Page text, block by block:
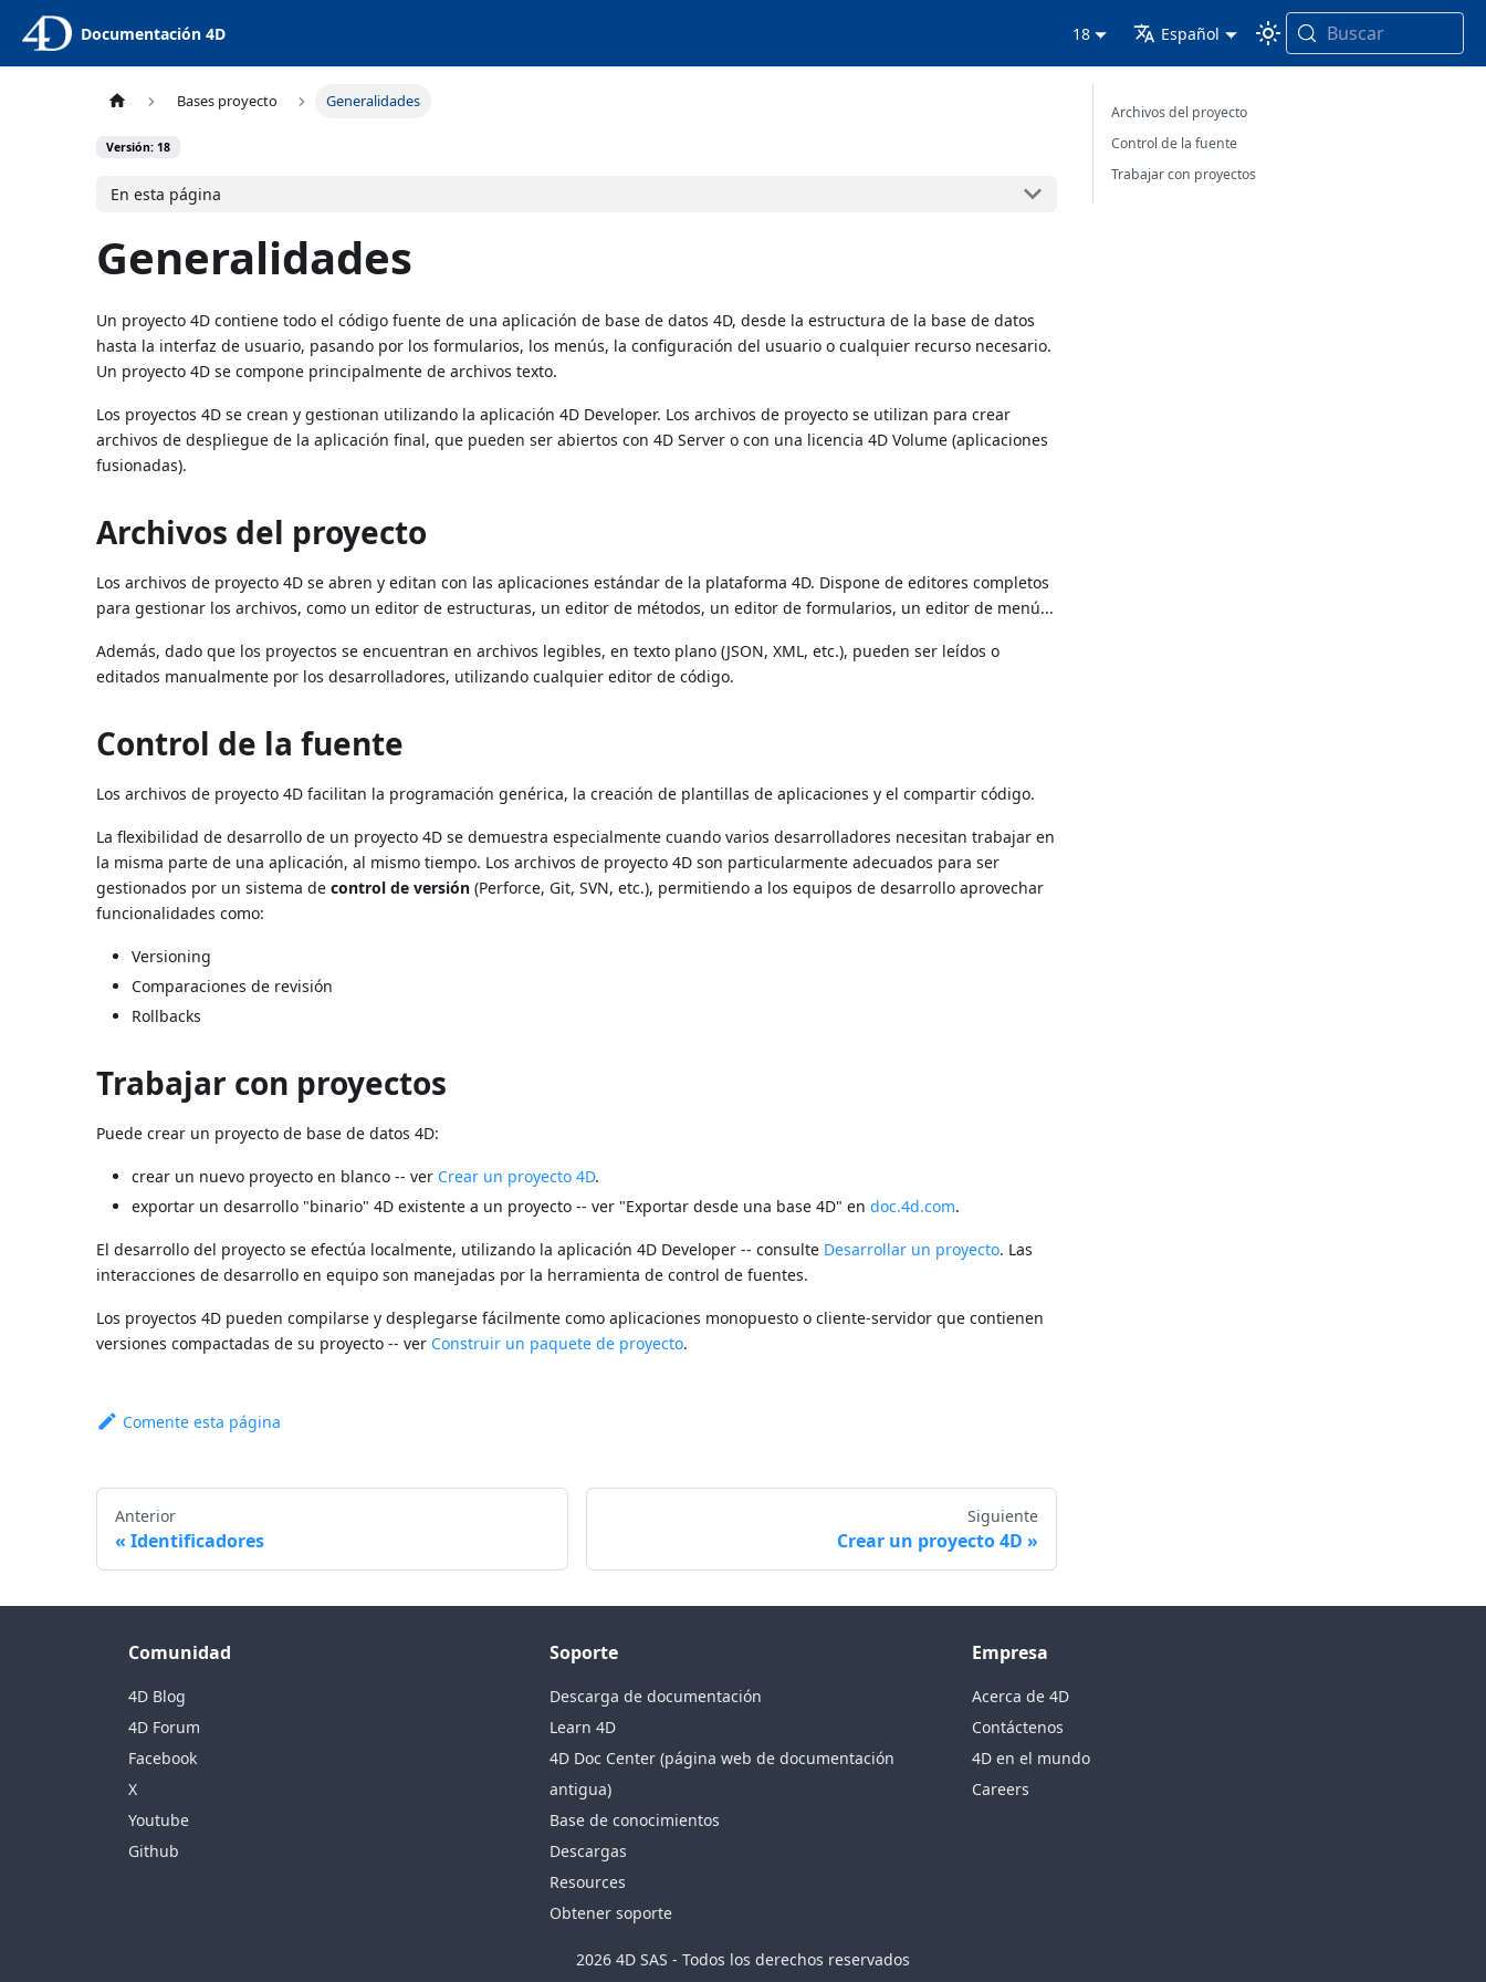
Documentación 4D 18 Español Buscar
Bases proyecto Generalidades
Versión: 18
En esta página
Generalidades
Un proyecto 4D contiene todo el código fuente de una aplicación de base de datos 4D, desde la estructura de la base de datos
hasta la interfaz de usuario, pasando por los formularios, los menús, la configuración del usuario o cualquier recurso necesario.
Un proyecto 4D se compone principalmente de archivos texto.
Los proyectos 4D se crean y gestionan utilizando la aplicación 4D Developer. Los archivos de proyecto se utilizan para crear
archivos de despliegue de la aplicación final, que pueden ser abiertos con 4D Server o con una licencia 4D Volume (aplicaciones
fusionadas).
Archivos del proyecto
Los archivos de proyecto 4D se abren y editan con las aplicaciones estándar de la plataforma 4D. Dispone de editores completos
para gestionar los archivos, como un editor de estructuras, un editor de métodos, un editor de formularios, un editor de menú...
Además, dado que los proyectos se encuentran en archivos legibles, en texto plano (JSON, XML, etc.), pueden ser leídos o
editados manualmente por los desarrolladores, utilizando cualquier editor de código.
Control de la fuente
Los archivos de proyecto 4D facilitan la programación genérica, la creación de plantillas de aplicaciones y el compartir código.
La flexibilidad de desarrollo de un proyecto 4D se demuestra especialmente cuando varios desarrolladores necesitan trabajar en
la misma parte de una aplicación, al mismo tiempo. Los archivos de proyecto 4D son particularmente adecuados para ser
gestionados por un sistema decontrol de versión (Perforce, Git, SVN, etc.), permitiendo a los equipos de desarrollo aprovechar
funcionalidades como:
Versioning
Comparaciones de revisión
Rollbacks
Trabajar con proyectos
Puede crear un proyecto de base de datos 4D:
crear un nuevo proyecto en blanco -- ver Crear un proyecto 4D.
exportar un desarrollo "binario" 4D existente a un proyecto -- ver "Exportar desde una base 4D" endoc.4d.com.
El desarrollo del proyecto se efectúa localmente, utilizando la aplicación 4D Developer -- consulte Desarrollar un proyecto. Las
interacciones de desarrollo en equipo son manejadas por la herramienta de control de fuentes.
Los proyectos 4D pueden compilarse y desplegarse fácilmente como aplicaciones monopuesto o cliente-servidor que contienen
versiones compactadas de su proyecto -- ver Construir un paquete de proyecto.
Comente esta página
Anterior
Identificadores
Siguiente
Crear un proyecto 4D
Archivos del proyecto
Control de la fuente
Trabajar con proyectos
Comunidad
4D Blog
4D Forum
Facebook
X
Youtube
Github
Soporte
Descarga de documentación
Learn 4D
4D Doc Center (página web de documentación
antigua)
Base de conocimientos
Descargas
Resources
Obtener soporte
Empresa
Acerca de 4D
Contáctenos
4D en el mundo
Careers
2026 4D SAS - Todos los derechos reservados